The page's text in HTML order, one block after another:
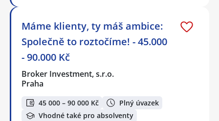
Máme klienty, ty máš ambice:
Společně to roztočíme! - 45.000
- 90.000 Kč
Broker Investment, s.r.o.
Praha
45 000 – 90 000 Kč
Plný úvazek
Vhodné také pro absolventy